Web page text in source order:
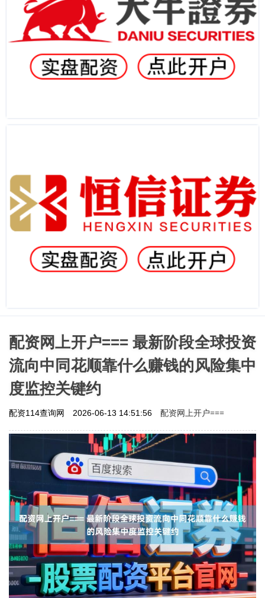
配资网上开户=== 最新阶段全球投资
流向中同花顺靠什么赚钱的风险集中
度监控关键约
配资114查询网 2026-06-13 14:51:56 配资网上开户===